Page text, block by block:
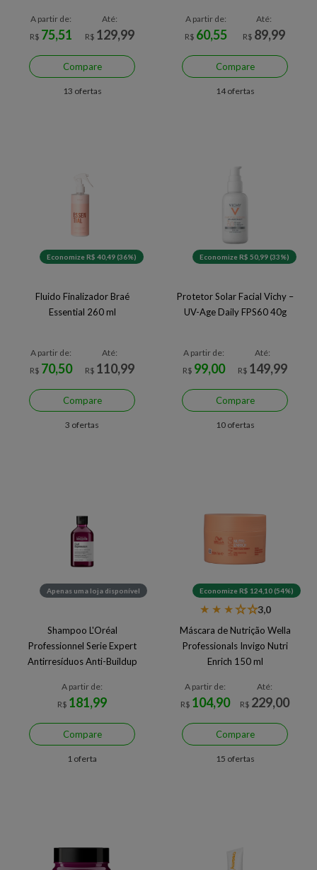
A partir de:
R$ 75,51
Até:
R$ 129,99
Compare
13 ofertas
A partir de:
R$ 60,55
Até:
R$ 89,99
Compare
14 ofertas
Economize R$ 40,49 (36%)
Fluido Finalizador Braé
Essential 260 ml
A partir de:
R$ 70,50
Até:
R$ 110,99
Compare
3 ofertas
Economize R$ 50,99 (33%)
Protetor Solar Facial Vichy –
UV-Age Daily FPS60 40g
A partir de:
R$ 99,00
Até:
R$ 149,99
Compare
10 ofertas
Apenas uma loja disponível
Shampoo L'Oréal
Professionnel Serie Expert
Antirresíduos Anti-Buildup
A partir de:
R$ 181,99
Compare
1 oferta
Economize R$ 124,10 (54%)
★ ★ ★★★3,0
Máscara de Nutrição Wella
Professionals Invigo Nutri
Enrich 150 ml
A partir de:
R$ 104,90
Até:
R$ 229,00
Compare
15 ofertas